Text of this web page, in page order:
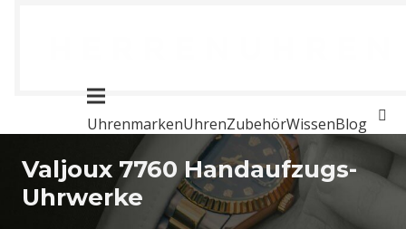
UhrenmarkenUhrenZubehörWissenBlog
Valjoux 7760 Handaufzugs-
Uhrwerke